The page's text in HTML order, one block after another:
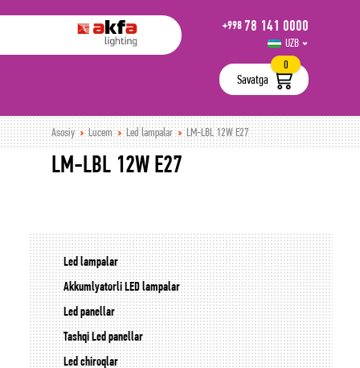
+998 78 141 0000
UZB
РУС
Savatga
0
Asosiy Lucem Led lampalar LM-LBL 12W E27
LM-LBL 12W E27
Led lampalar
Akkumlyatorli LED lampalar
Led panellar
Tashqi Led panellar
Led chiroqlar